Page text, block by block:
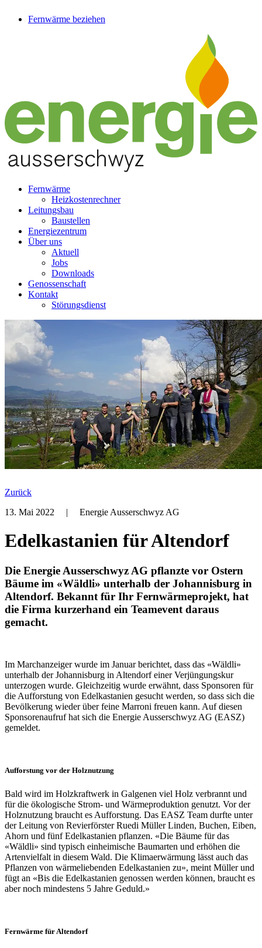
Fernwärme beziehen
Fernwärme
Heizkostenrechner
Leitungsbau
Baustellen
Energiezentrum
Über uns
Aktuell
Jobs
Downloads
Genossenschaft
Kontakt
Störungsdienst
Zurück
13. Mai 2022
| Energie Ausserschwyz AG
Edelkastanien für Altendorf
Die Energie Ausserschwyz AG pflanzte vor Ostern
Bäume im «Wäldli» unterhalb der Johannisburg in
Altendorf. Bekannt für Ihr Fernwärmeprojekt, hat
die Firma kurzerhand ein Teamevent daraus
gemacht.
Im Marchanzeiger wurde im Januar berichtet, dass das «Wäldli»
unterhalb der Johannisburg in Altendorf einer Verjüngungskur
unterzogen wurde. Gleichzeitig wurde erwähnt, dass Sponsoren für
die Aufforstung von Edelkastanien gesucht werden, so dass sich die
Bevölkerung wieder über feine Marroni freuen kann. Auf diesen
Sponsorenaufruf hat sich die Energie Ausserschwyz AG (EASZ)
gemeldet.
Aufforstung vor der Holznutzung
Bald wird im Holzkraftwerk in Galgenen viel Holz verbrannt und
für die ökologische Strom- und Wärmeproduktion genutzt. Vor der
Holznutzung braucht es Aufforstung. Das EASZ Team durfte unter
der Leitung von Revierförster Ruedi Müller Linden, Buchen, Eiben,
Ahorn und fünf Edelkastanien pflanzen. «Die Bäume für das
«Wäldli» sind typisch einheimische Baumarten und erhöhen die
Artenvielfalt in diesem Wald. Die Klimaerwärmung lässt auch das
Pflanzen von wärmeliebenden Edelkastanien zu», meint Müller und
fügt an «Bis die Edelkastanien genossen werden können, braucht es
aber noch mindestens 5 Jahre Geduld.»
Fernwärme für Altendorf